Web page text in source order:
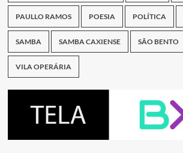
PAULLO RAMOS POESIA POLÍTICA
SAMBA SAMBA CAXIENSE SÃO BENTO
VILA OPERÁRIA